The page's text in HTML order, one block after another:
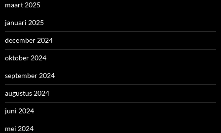
maart 2025
januari 2025
december 2024
oktober 2024
september 2024
augustus 2024
juni 2024
mei 2024